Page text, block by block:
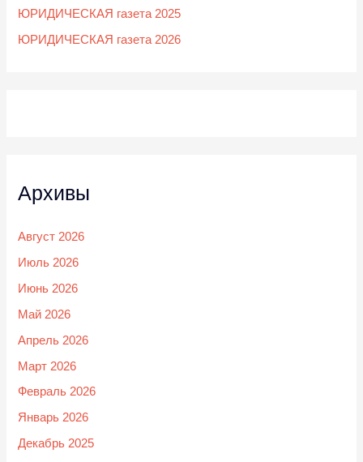
ЮРИДИЧЕСКАЯ газета 2025
ЮРИДИЧЕСКАЯ газета 2026
Архивы
Август 2026
Июль 2026
Июнь 2026
Май 2026
Апрель 2026
Март 2026
Февраль 2026
Январь 2026
Декабрь 2025